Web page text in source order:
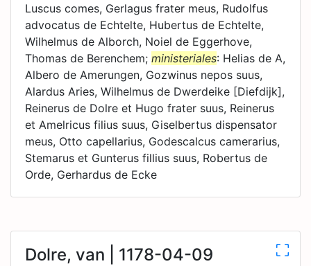
Luscus comes, Gerlagus frater meus, Rudolfus
advocatus de Echtelte, Hubertus de Echtelte,
Wilhelmus de Alborch, Noiel de Eggerhove,
Thomas de Berenchem; ministeriales: Helias de A,
Albero de Amerungen, Gozwinus nepos suus,
Alardus Aries, Wilhelmus de Dwerdeike [Diefdijk],
Reinerus de Dolre et Hugo frater suus, Reinerus
et Amelricus filius suus, Giselbertus dispensator
meus, Otto capellarius, Godescalcus camerarius,
Stemarus et Gunterus fillius suus, Robertus de
Orde, Gerhardus de Ecke
Dolre, van | 1178-04-09